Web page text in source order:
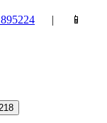
| 📱